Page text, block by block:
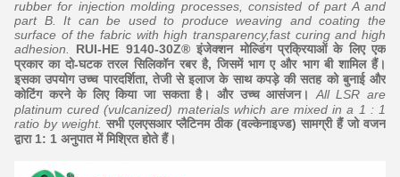
rubber for injection molding processes, consisted of part A and
part B. It can be used to produce weaving and coating the
surface of the fabric with high transparency,fast curing and high
adhesion.
RUI-HE 9140-30Z® इंजेक्शन मोल्डिंग प्रक्रियाओं के लिए एक
प्रकार का दो-घटक तरल सिलिकॉन रबर है, जिसमें भाग ए और भाग बी शामिल हैं।
इसका उपयोग उच्च पारदर्शिता, तेजी से इलाज के साथ कपड़े की सतह को बुनाई और
कोटिंग करने के लिए किया जा सकता है। और उच्च आसंजन।
All LSR are
platinum cured (vulcanized) materials which are mixed in a 1 : 1
ratio by weight. सभी एलएसआर प्लैटिनम ठीक (वल्केनाइज्ड) सामग्री हैं जो वजन
द्वारा 1: 1 अनुपात में मिश्रित होते हैं।